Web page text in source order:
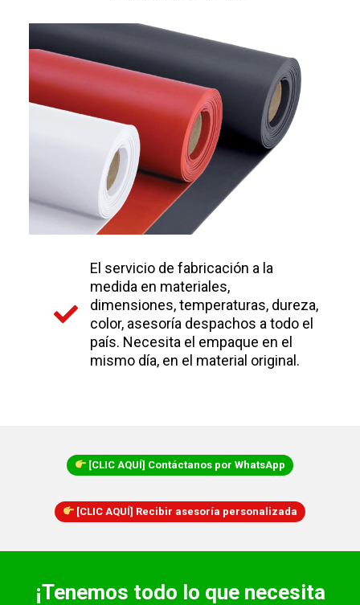
El servicio de fabricación a la
medida en materiales,
dimensiones, temperaturas, dureza,
color, asesoría despachos a todo el
país. Necesita el empaque en el
mismo día, en el material original.
[CLIC AQUÍ] Contáctanos por WhatsApp
[CLIC AQUÍ] Recibir asesoría personalizada
¡Tenemos todo lo que necesita